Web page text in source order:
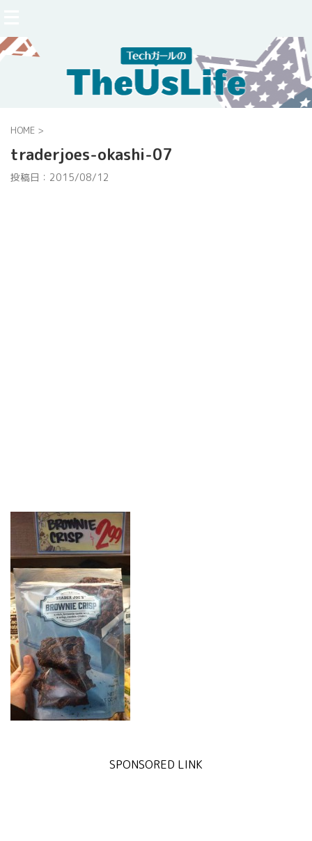
HOME >
traderjoes-okashi-07
投稿日： 2015/08/12
SPONSORED LINK